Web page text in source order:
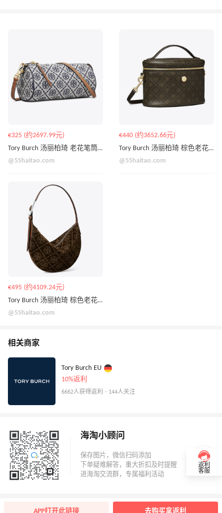
€325 (约2697.99元)
Tory Burch 汤丽柏琦 老花笔筒包
@55haitao.com
€440 (约3652.66元)
Tory Burch 汤丽柏琦 棕色老花化妆包
@55haitao.com
€495 (约4109.24元)
Tory Burch 汤丽柏琦 棕色老花月亮包
@55haitao.com
相关商家
Tory Burch EU
10%返利
6662人获得返利 · 144人关注
海淘小顾问
返利
客服
APP打开此链接 去购买拿返利